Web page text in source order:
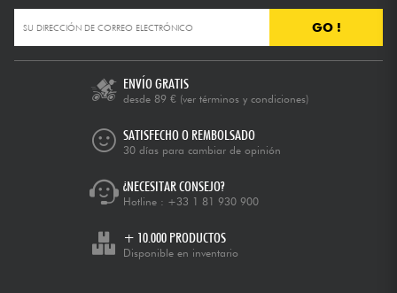
GO !
ENVÍO GRATIS
desde 89 € (ver términos y condiciones)
SATISFECHO O REMBOLSADO
30 días para cambiar de opinión
¿NECESITAR CONSEJO?
Hotline : +33 1 81 930 900
+ 10.000 PRODUCTOS
Disponible en inventario